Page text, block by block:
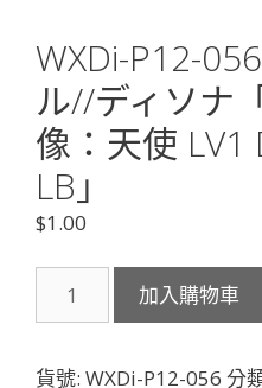
WXDi-P12-
ル//ディソナ
像：天使 LV1
LB」
$1.00
P12-
聖
加入購物車
貨號: WXDi-P12-056 分